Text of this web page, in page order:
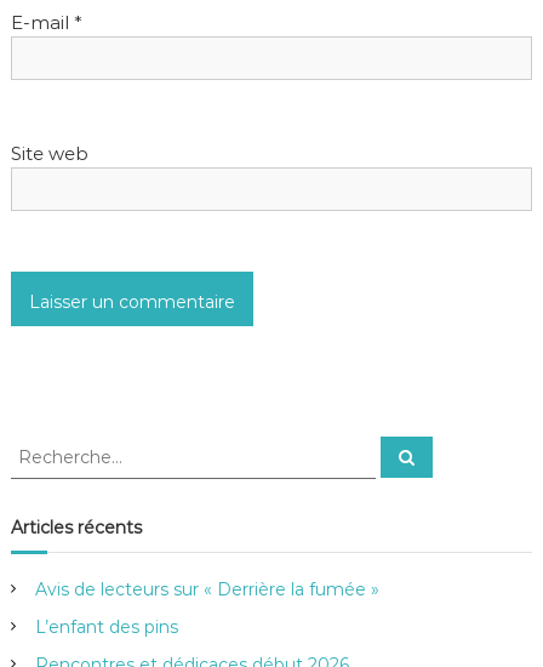
E-mail *
Site web
R
h
e
c
h
R
e
c
Articles récents
Avis de lecteurs sur « Derrière la fumée »
L’enfant des pins